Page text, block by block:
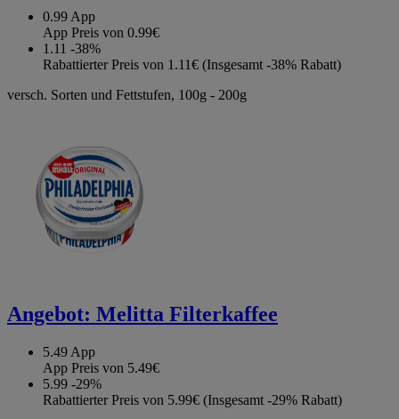
0.99 App
App Preis von 0.99€
1.11 -38%
Rabattierter Preis von 1.11€ (Insgesamt -38% Rabatt)
versch. Sorten und Fettstufen, 100g - 200g
Angebot: Melitta Filterkaffee
5.49 App
App Preis von 5.49€
5.99 -29%
Rabattierter Preis von 5.99€ (Insgesamt -29% Rabatt)